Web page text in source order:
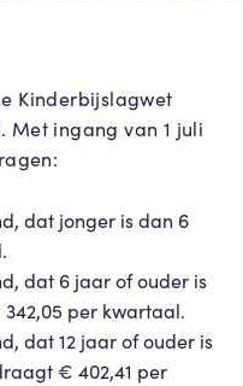
Kinderbijslagwet
ingang van 1 juli
dat jonger is dan 6
dat 6 jaar of ouder is
per kwartaal.
dat 12 jaar of ouder is
€ 402,41 per